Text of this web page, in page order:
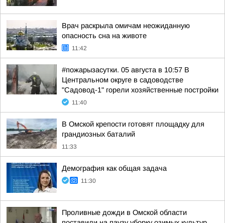
Врач раскрыла омичам неожиданную
опасность сна на животе
11:42
#пожарызасутки. 05 августа в 10:57 В
Центральном округе в садоводстве
"Садовод-1" горели хозяйственные постройки
11:40
В Омской крепости готовят площадку для
грандиозных баталий
11:33
Демография как общая задача
11:30
Проливные дожди в Омской области